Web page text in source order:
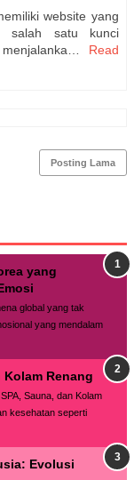
website yang
salah satu kunci
Read
Posting Lama
yang
global yang tak
yang mendalam
Renang
Sauna, dan Kolam
kesehatan seperti
Evolusi